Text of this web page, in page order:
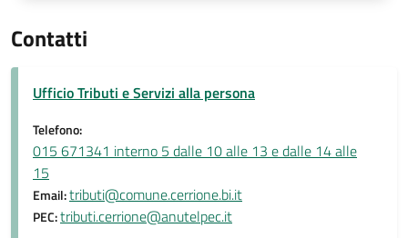
Contatti
Ufficio Tributi e Servizi alla persona
Telefono:
015 671341 interno 5 dalle 10 alle 13 e dalle 14 alle
15
Email:tributi@comune.cerrione.bi.it
PEC:tributi.cerrione@anutelpec.it